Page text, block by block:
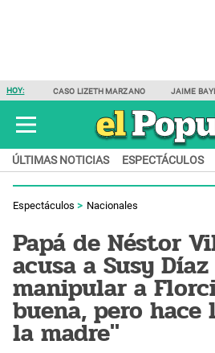
HOY: CASO LIZETH MARZANO JAIME
ÚLTIMAS NOTICIAS ESPECTÁCULOS
Espectáculos Nacionales
Papá de Néstor
acusa a Susy
manipular a
buena, pero
la madre"